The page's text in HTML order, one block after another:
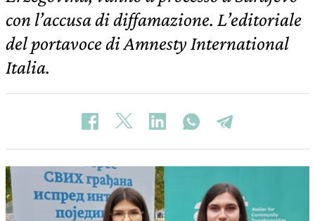
con l’accusa di diffamazione. L’editoriale
del portavoce di Amnesty International
Italia.